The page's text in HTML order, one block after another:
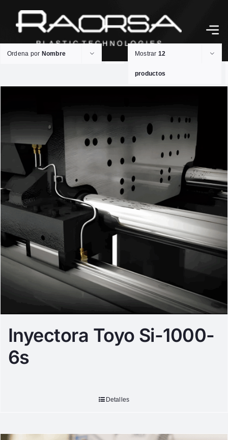
Ordena por Nombre Mostrar 12
productos
Inyectora Toyo Si-1000-
6s
Detalles